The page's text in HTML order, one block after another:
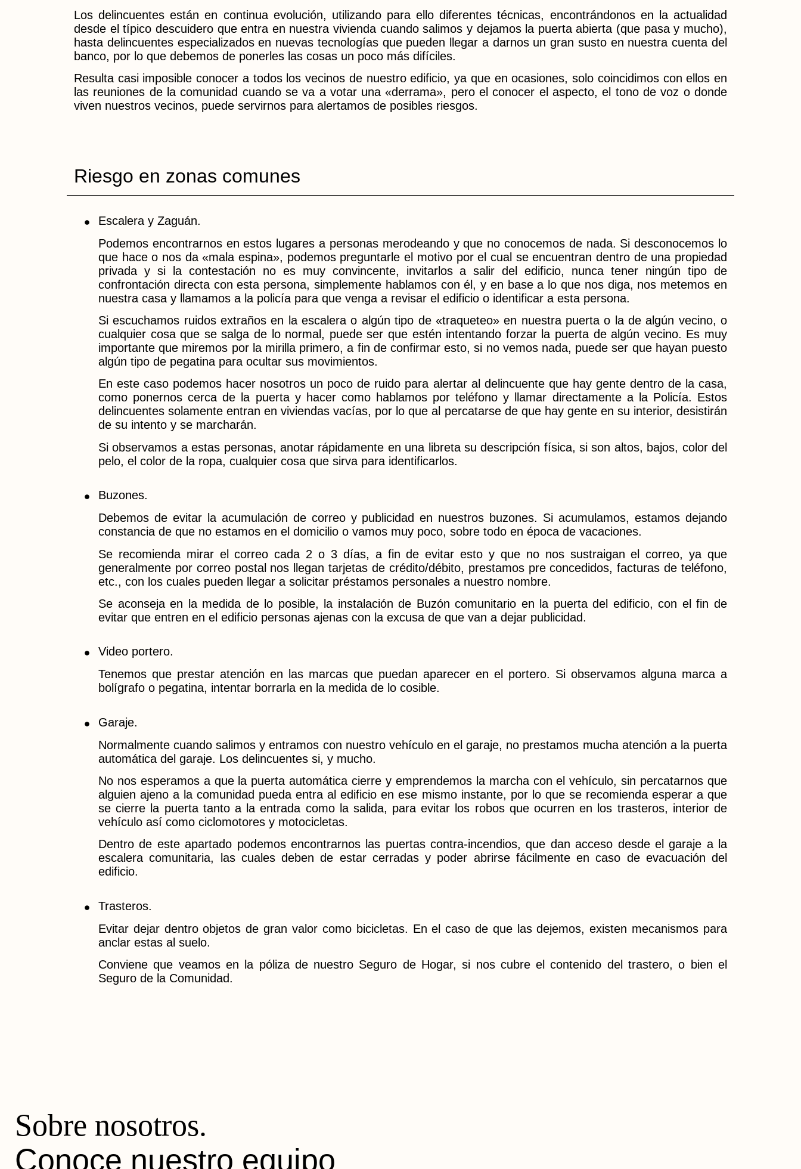
Los delincuentes están en continua evolución, utilizando para ello diferentes técnicas, encontrándonos en la actualidad
desde el típico descuidero que entra en nuestra vivienda cuando salimos y dejamos la puerta abierta (que pasa y mucho),
hasta delincuentes especializados en nuevas tecnologías que pueden llegar a darnos un gran susto en nuestra cuenta del
banco, por lo que debemos de ponerles las cosas un poco más difíciles.
Resulta casi imposible conocer a todos los vecinos de nuestro edificio, ya que en ocasiones, solo coincidimos con ellos en
las reuniones de la comunidad cuando se va a votar una «derrama», pero el conocer el aspecto, el tono de voz o donde
viven nuestros vecinos, puede servirnos para alertamos de posibles riesgos.
Riesgo en zonas comunes
Escalera y Zaguán.
Podemos encontrarnos en estos lugares a personas merodeando y que no conocemos de nada. Si desconocemos lo
que hace o nos da «mala espina», podemos preguntarle el motivo por el cual se encuentran dentro de una propiedad
privada y si la contestación no es muy convincente, invitarlos a salir del edificio, nunca tener ningún tipo de
confrontación directa con esta persona, simplemente hablamos con él, y en base a lo que nos diga, nos metemos en
nuestra casa y llamamos a la policía para que venga a revisar el edificio o identificar a esta persona.
Si escuchamos ruidos extraños en la escalera o algún tipo de «traqueteo» en nuestra puerta o la de algún vecino, o
cualquier cosa que se salga de lo normal, puede ser que estén intentando forzar la puerta de algún vecino. Es muy
importante que miremos por la mirilla primero, a fin de confirmar esto, si no vemos nada, puede ser que hayan puesto
algún tipo de pegatina para ocultar sus movimientos.
En este caso podemos hacer nosotros un poco de ruido para alertar al delincuente que hay gente dentro de la casa,
como ponernos cerca de la puerta y hacer como hablamos por teléfono y llamar directamente a la Policía. Estos
delincuentes solamente entran en viviendas vacías, por lo que al percatarse de que hay gente en su interior, desistirán
de su intento y se marcharán.
Si observamos a estas personas, anotar rápidamente en una libreta su descripción física, si son altos, bajos, color del
pelo, el color de la ropa, cualquier cosa que sirva para identificarlos.
Buzones.
Debemos de evitar la acumulación de correo y publicidad en nuestros buzones. Si acumulamos, estamos dejando
constancia de que no estamos en el domicilio o vamos muy poco, sobre todo en época de vacaciones.
Se recomienda mirar el correo cada 2 o 3 días, a fin de evitar esto y que no nos sustraigan el correo, ya que
generalmente por correo postal nos llegan tarjetas de crédito/débito, prestamos pre concedidos, facturas de teléfono,
etc., con los cuales pueden llegar a solicitar préstamos personales a nuestro nombre.
Se aconseja en la medida de lo posible, la instalación de Buzón comunitario en la puerta del edificio, con el fin de
evitar que entren en el edificio personas ajenas con la excusa de que van a dejar publicidad.
Video portero.
Tenemos que prestar atención en las marcas que puedan aparecer en el portero. Si observamos alguna marca a
bolígrafo o pegatina, intentar borrarla en la medida de lo cosible.
Garaje.
Normalmente cuando salimos y entramos con nuestro vehículo en el garaje, no prestamos mucha atención a la puerta
automática del garaje. Los delincuentes si, y mucho.
No nos esperamos a que la puerta automática cierre y emprendemos la marcha con el vehículo, sin percatarnos que
alguien ajeno a la comunidad pueda entra al edificio en ese mismo instante, por lo que se recomienda esperar a que
se cierre la puerta tanto a la entrada como la salida, para evitar los robos que ocurren en los trasteros, interior de
vehículo así como ciclomotores y motocicletas.
Dentro de este apartado podemos encontrarnos las puertas contra-incendios, que dan acceso desde el garaje a la
escalera comunitaria, las cuales deben de estar cerradas y poder abrirse fácilmente en caso de evacuación del
edificio.
Trasteros.
Evitar dejar dentro objetos de gran valor como bicicletas. En el caso de que las dejemos, existen mecanismos para
anclar estas al suelo.
Conviene que veamos en la póliza de nuestro Seguro de Hogar, si nos cubre el contenido del trastero, o bien el
Seguro de la Comunidad.
Sobre nosotros.
Conoce nuestro equipo